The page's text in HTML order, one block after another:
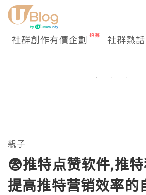
社群創作有價企劃 社群熱話
親子
😨推特点赞软件,推
提高推特营销效率的